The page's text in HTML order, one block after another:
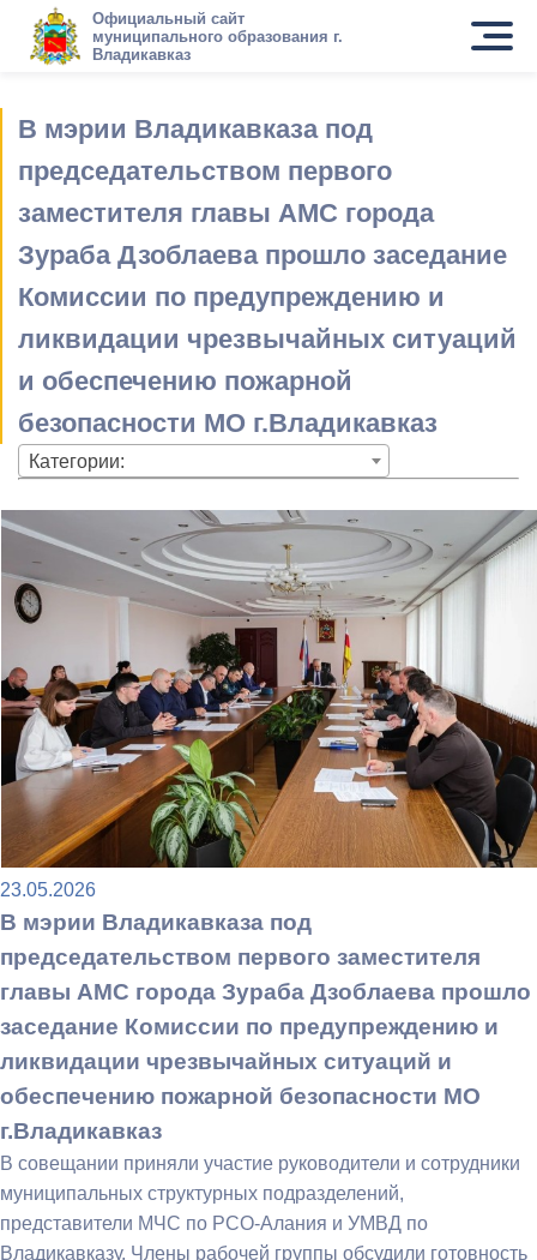
Официальный сайт
муниципального образования г.
Владикавказ
В мэрии Владикавказа под
председательством первого
заместителя главы АМС города
Зураба Дзоблаева прошло заседание
Комиссии по предупреждению и
ликвидации чрезвычайных ситуаций
и обеспечению пожарной
безопасности МО г.Владикавказ
Категории:
23.05.2026
В мэрии Владикавказа под
председательством первого заместителя
главы АМС города Зураба Дзоблаева прошло
заседание Комиссии по предупреждению и
ликвидации чрезвычайных ситуаций и
обеспечению пожарной безопасности МО
г.Владикавказ
В совещании приняли участие руководители и сотрудники
муниципальных структурных подразделений,
представители МЧС по РСО-Алания и УМВД по
Владикавказу. Члены рабочей группы обсудили готовность